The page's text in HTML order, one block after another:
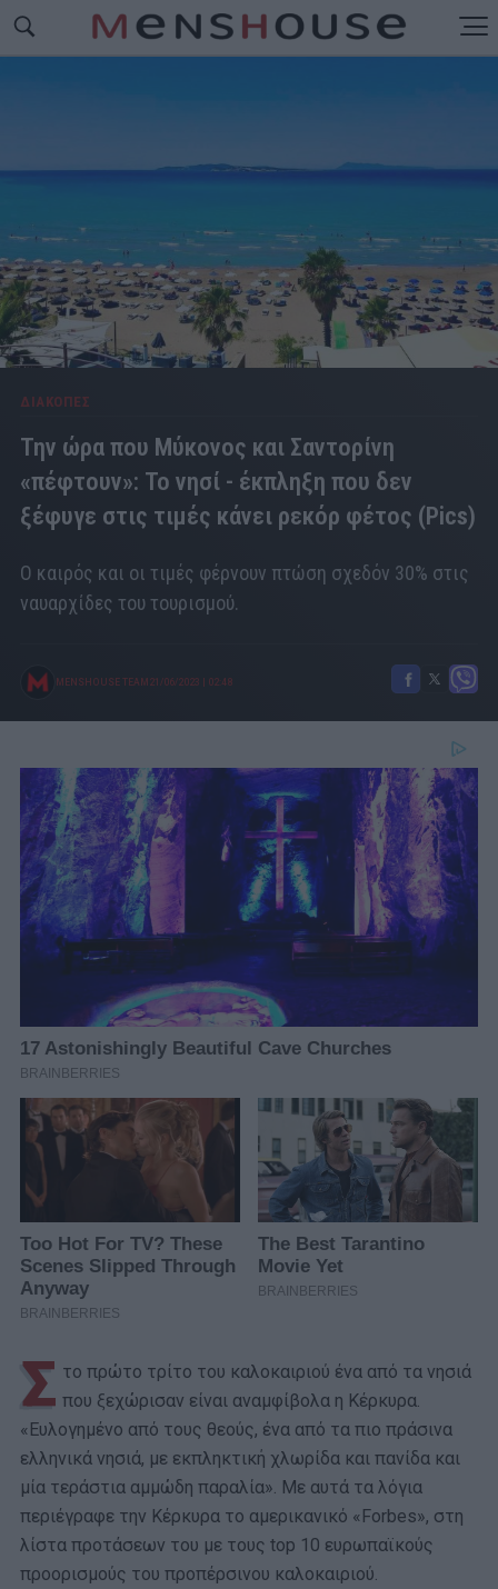
ΔΙΑΚΟΠΕΣ
Την ώρα που Μύκονος και Σαντορίνη
«πέφτουν»: Το νησί - έκπληξη που δεν
ξέφυγε στις τιμές κάνει ρεκόρ φέτος (Pics)
Ο καιρός και οι τιμές φέρνουν πτώση σχεδόν 30% στις
ναυαρχίδες του τουρισμού.
MENSHOUSE TEAM 21/06/2023 02:48
Σ το πρώτο τρίτο του καλοκαιριού ένα από τα νησιά
που ξεχώρισαν είναι αναμφίβολα η Κέρκυρα.
«Ευλογημένο από τους θεούς, ένα από τα πιο πράσινα
ελληνικά νησιά, με εκπληκτική χλωρίδα και πανίδα και
μία τεράστια αμμώδη παραλία». Με αυτά τα λόγια
περιέγραφε την Κέρκυρα το αμερικανικό «Forbes», στη
λίστα προτάσεων του με τους top 10 ευρωπαϊκούς
προορισμούς του προπέρσινου καλοκαιριού.